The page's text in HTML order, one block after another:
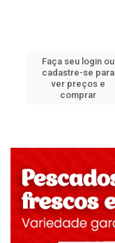
Faça seu login ou
cadastre-se para
ver preços e
comprar